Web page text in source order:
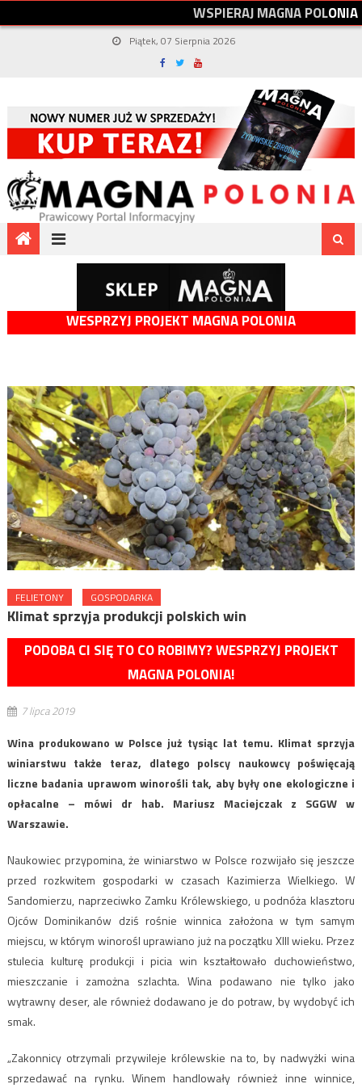
WSPIERAJMAGNAPOLONIA
Piątek, 07 Sierpnia 2026
WESPRZYJ PROJEKT MAGNA POLONIA
FELIETONY GOSPODARKA
Klimat sprzyja produkcji polskich win
PODOBA CI SIĘ TO CO ROBIMY? WESPRZYJ PROJEKT
MAGNA POLONIA!
7 lipca 2019
Wina produkowano w Polsce już tysiąc lat temu. Klimat sprzyja
winiarstwu także teraz, dlatego polscy naukowcy poświęcają
liczne badania uprawom winorośli tak, aby były one ekologiczne i
opłacalne – mówi dr hab. Mariusz Maciejczak z SGGW w
Warszawie.
Naukowiec przypomina, że winiarstwo w Polsce rozwijało się jeszcze
przed rozkwitem gospodarki w czasach Kazimierza Wielkiego. W
Sandomierzu, naprzeciwko Zamku Królewskiego, u podnóża klasztoru
Ojców Dominikanów dziś rośnie winnica założona w tym samym
miejscu, w którym winorośl uprawiano już na początku XIII wieku. Przez
stulecia kulturę produkcji i picia win kształtowało duchowieństwo,
mieszczanie i zamożna szlachta. Wina podawano nie tylko jako
wytrawny deser, ale również dodawano je do potraw, by wydobyć ich
smak.
„Zakonnicy otrzymali przywileje królewskie na to, by nadwyżki wina
sprzedawać na rynku. Winem handlowały również inne winnice,